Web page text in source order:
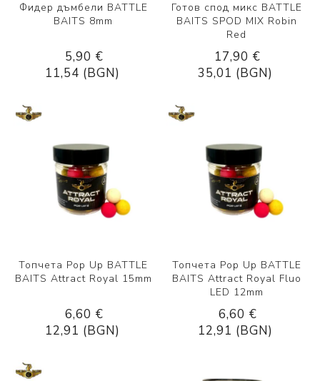
Фидер дъмбели BATTLE
BAITS 8mm
5,90 €
11,54 (BGN)
Готов спод микс BATTLE
BAITS SPOD MIX Robin
Red
17,90 €
35,01 (BGN)
Топчета Pop Up BATTLE
BAITS Attract Royal 15mm
6,60 €
12,91 (BGN)
Топчета Pop Up BATTLE
BAITS Attract Royal Fluo
LED 12mm
6,60 €
12,91 (BGN)